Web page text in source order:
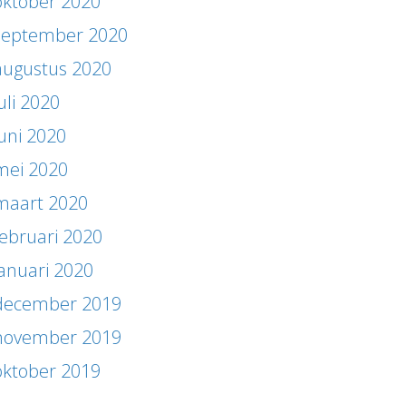
2020
2020
2020
2020
2020
2020
2020
2020
2019
2019
2019